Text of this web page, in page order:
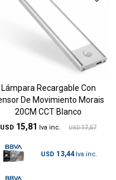
Lámpara Recargable Con
De Movimiento Morais
20CM CCT Blanco
USD 15,81 USD 17,57
USD 13,44